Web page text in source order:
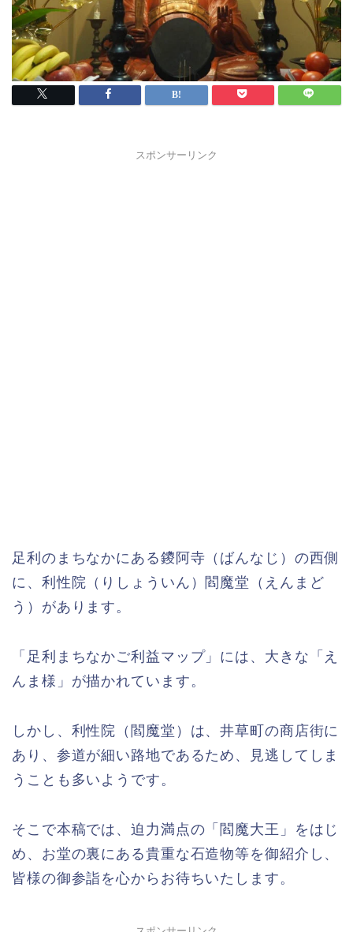
スポンサーリンク
足利のまちなかにある鑁阿寺（ばんなじ）の西側
に、利性院（りしょういん）閻魔堂（えんまど
う）があります。
「足利まちなかご利益マップ」には、大きな「え
んま様」が描かれています。
しかし、利性院（閻魔堂）は、井草町の商店街に
あり、参道が細い路地であるため、見逃してしま
うことも多いようです。
そこで本稿では、迫力満点の「閻魔大王」をはじ
め、お堂の裏にある貴重な石造物等を御紹介し、
皆様の御参詣を心からお待ちいたします。